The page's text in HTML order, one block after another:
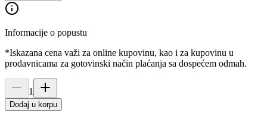
Informacije o popustu
*Iskazana cena važi za online kupovinu, kao i za kupovinu u
prodavnicama za gotovinski način plaćanja sa dospećem odmah.
1
Dodaj u korpu